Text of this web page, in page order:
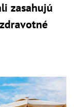
zasahujú